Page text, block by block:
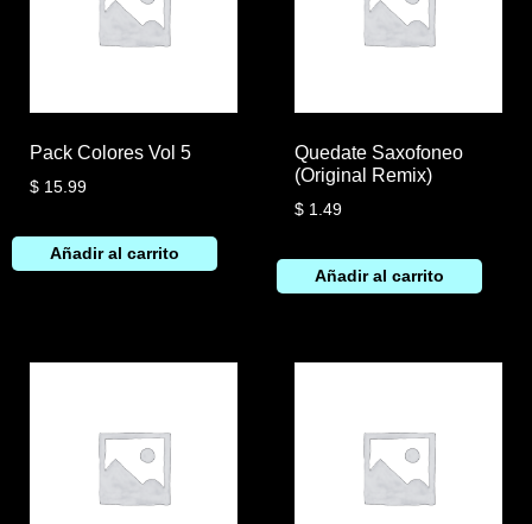
Pack Colores Vol 5
$ 15.99
Añadir al carrito
Quedate Saxofoneo
(Original Remix)
$1.49
Añadir al carrito